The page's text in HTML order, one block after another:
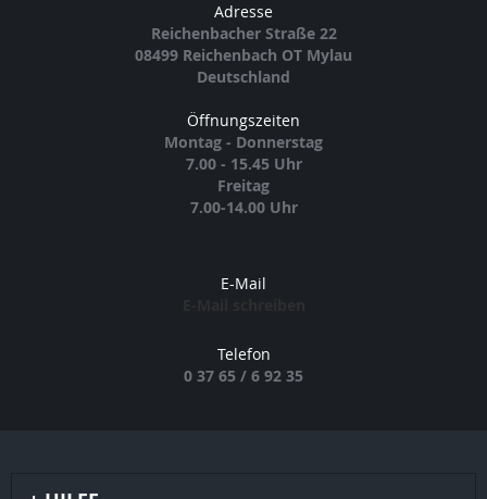
Adresse
Reichenbacher Straße 22
08499 Reichenbach OT Mylau
Deutschland
Öffnungszeiten
Montag - Donnerstag
7.00 - 15.45 Uhr
Freitag
7.00-14.00 Uhr
E-Mail
Telefon
0 37 65 / 6 92 35